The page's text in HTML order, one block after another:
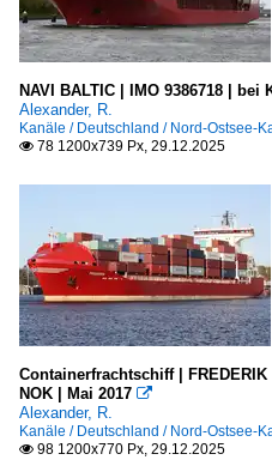
NAVI BALTIC | IMO 9386718 | bei
Alexander, R.
Kanäle / Deutschland / Nord-Ostsee-
 78 1200x739 Px, 29.12.2025
Containerfrachtschiff |
NOK | Mai 2017 
Alexander, R.
Kanäle / Deutschland / Nord-Ostsee-
 98 1200x770 Px, 29.12.2025